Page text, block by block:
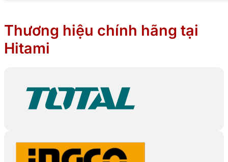
Thương hiệu chính hãng tại
Hitami